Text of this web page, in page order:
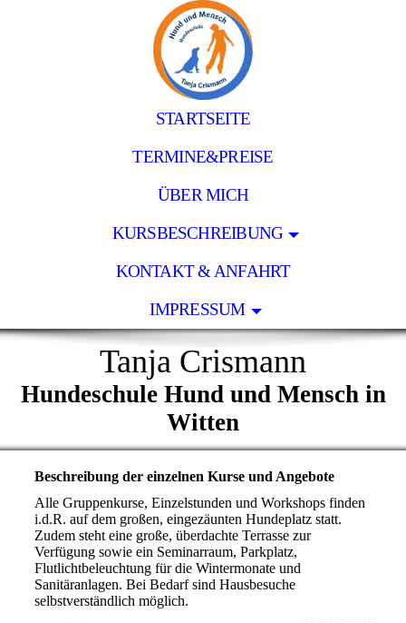
STARTSEITE
TERMINE&PREISE
ÜBER MICH
KURSBESCHREIBUNG
KONTAKT & ANFAHRT
IMPRESSUM
Tanja Crismann
Hundeschule Hund und Mensch in
Witten
Beschreibung der einzelnen Kurse und Angebote
Alle Gruppenkurse, Einzelstunden und Workshops finden
i.d.R. auf dem großen, eingezäunten Hundeplatz statt.
Zudem steht eine große, überdachte Terrasse zur
Verfügung sowie ein Seminarraum, Parkplatz,
Flutlichtbeleuchtung für die Wintermonate und
Sanitäranlagen. Bei Bedarf sind Hausbesuche
selbstverständlich möglich.